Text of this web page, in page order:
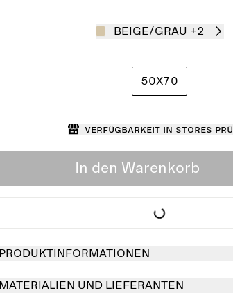
BEIGE/GRAU +2
50X70
Verfügbarkeit in Stores
In den Warenkorb
PRODUKTINFORMATIONEN
MATERIALIEN UND LIEFERANTEN